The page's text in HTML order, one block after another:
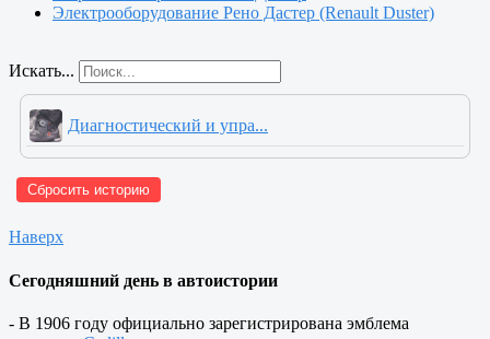
Электрооборудование Рено Дастер (Renault Duster)
Искать...
Диагностический и упра...
Сбросить историю
Наверх
Сегодняшний день в автоистории
- В 1906 году официально зарегистрирована эмблема